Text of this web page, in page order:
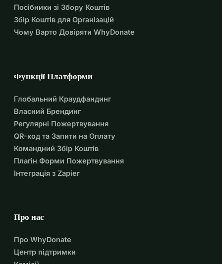
Посібники зі Збору Коштів
Збір Коштів для Організацій
Чому Варто Довіряти WhyDonate
Функції Платформи
Глобальний Краудфандинг
Власний Брендинг
Регулярні Пожертвування
QR-код та Запити на Оплату
Командний Збір Коштів
Плагін Форми Пожертвування
Інтеграція з Zapier
Про нас
Про WhyDonate
Центр підтримки